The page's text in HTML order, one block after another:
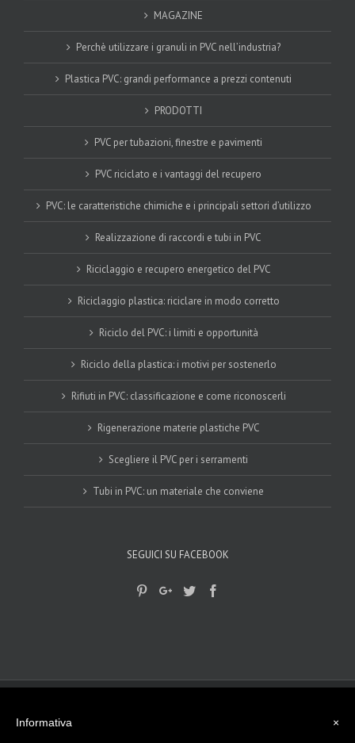
MAGAZINE
Perchè utilizzare i granuli in PVC nell’industria?
Plastica PVC: grandi performance a prezzi contenuti
PRODOTTI
PVC per tubazioni, finestre e pavimenti
PVC riciclato e i vantaggi del recupero
PVC: le caratteristiche chimiche e i principali settori d’utilizzo
Realizzazione di raccordi e tubi in PVC
Riciclaggio e recupero energetico del PVC
Riciclaggio plastica: riciclare in modo corretto
Riciclo del PVC: i limiti e opportunità
Riciclo della plastica: i motivi per sostenerlo
Rifiuti in PVC: classificazione e come riconoscerli
Rigenerazione materie plastiche PVC
Scegliere il PVC per i serramenti
Tubi in PVC: un materiale che conviene
SEGUICI SU FACEBOOK
info@gplast.ro.it
×
Informativa